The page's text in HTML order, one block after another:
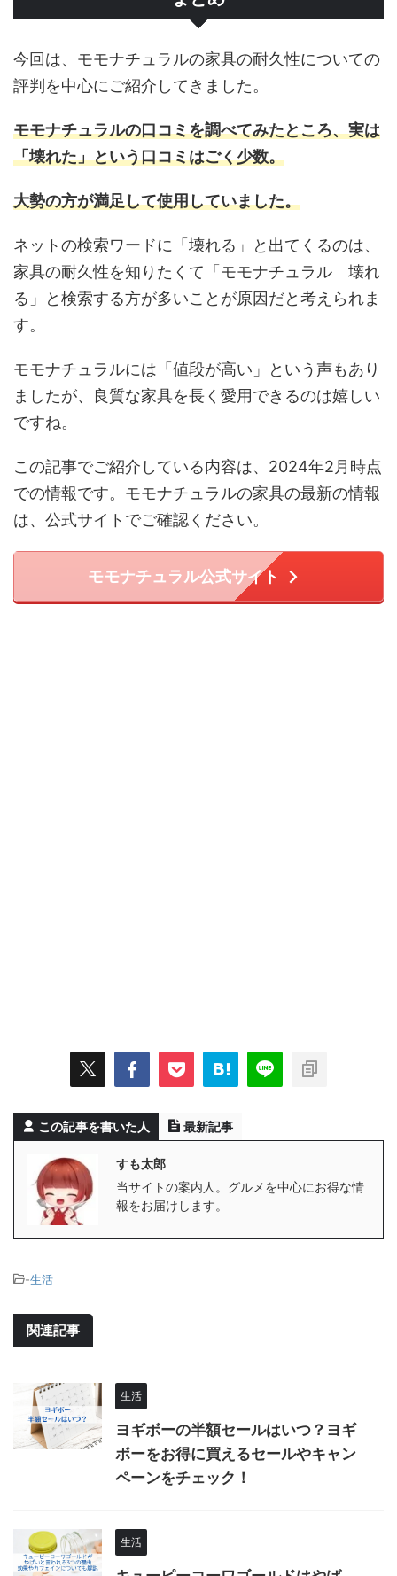
今回は、モモナチュラルの家具の耐久性についての
評判を中心にご紹介してきました。
モモナチュラルの口コミを調べてみたところ、実は
「壊れた」という口コミはごく少数。
大勢の方が満足して使用していました。
ネットの検索ワードに「壊れる」と出てくるのは、
家具の耐久性を知りたくて「モモナチュラル 壊れ
る」と検索する方が多いことが原因だと考えられま
す。
モモナチュラルには「値段が高い」という声もあり
ましたが、良質な家具を長く愛用できるのは嬉しい
ですね。
この記事でご紹介している内容は、2024年2月時点
での情報です。モモナチュラルの家具の最新の情報
は、公式サイトでご確認ください。
モモナチュラル公式サイト
この記事を書いた人 最新記事
すも太郎
当サイトの案内人。グルメを中心にお得な情
報をお届けします。
-生活
関連記事
生活
ヨギボーの半額セールはいつ？ヨギ
ボーをお得に買えるセールやキャン
ペーンをチェック！
生活